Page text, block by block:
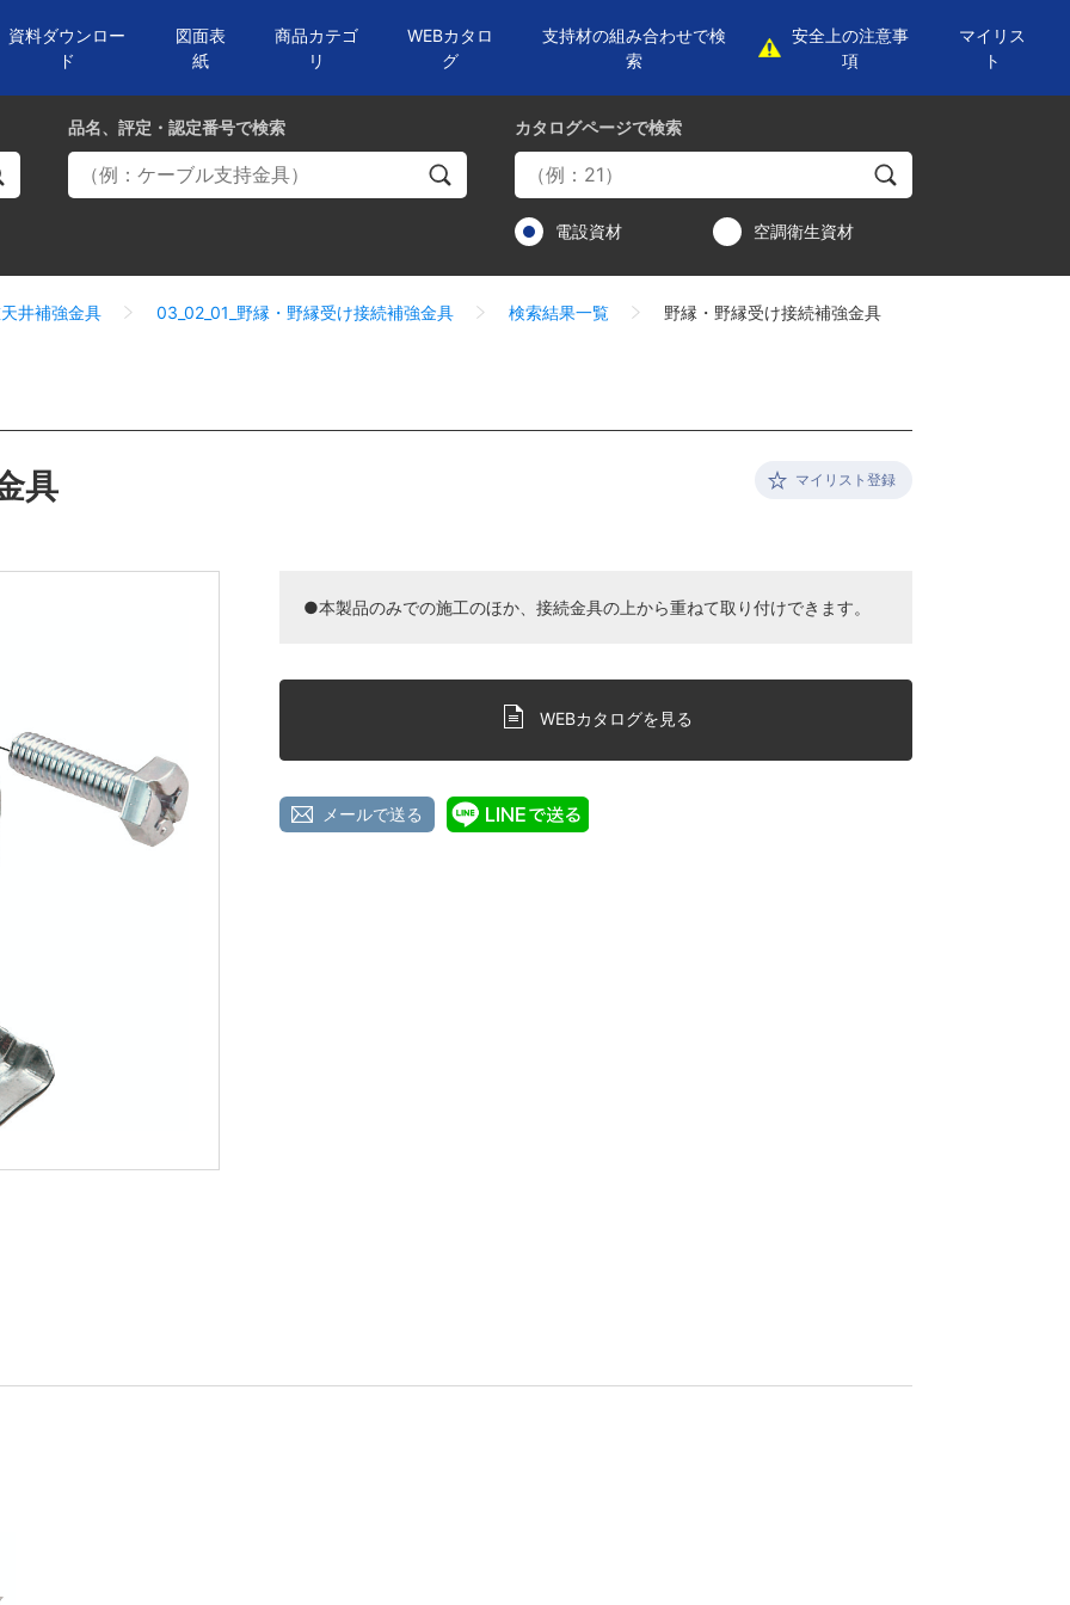
資料ダウンロー
ド
図面表
紙
商品カテゴ
リ
WEBカタロ
グ
支持材の組み合わせで検
索
安全上の注意事
項
マイリス
ト
カタログページで検索
電設資材 空調衛生資材
品名、評定・認定番号で検索
井補強金具 03_02_01_野縁・野縁受け接続補強金具 検索結果一覧 野縁・野縁受け接続補強金具
具 マイリスト登録
●本製品のみでの施工のほか、接続金具の上から重ねて取り付けできます。
WEBカタログを見る
メールで送る